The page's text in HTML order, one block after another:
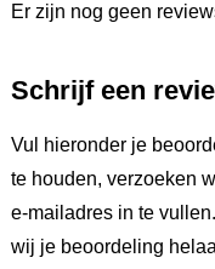
Er zijn nog geen
Schrijf een
Vul hieronder je
te houden, verzoeken
e-mailadres in te
wij je beoordeling